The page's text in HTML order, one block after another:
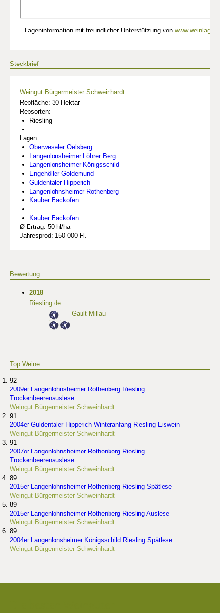
Lageninformation mit freundlicher Unterstützung von
Steckbrief
Weingut Bürgermeister Schweinhardt
Rebfläche: 30 Hektar
Rebsorten:
Riesling
Lagen:
Oberweseler Oelsberg
Langenlonsheimer Löhrer Berg
Langenlonsheimer Königsschild
Engehöller Goldemund
Guldentaler Hipperich
Langenlohnsheimer Rothenberg
Kauber Backofen
Kauber Backofen
Ø Ertrag: 50 hl/ha
Jahresprod: 150 000 Fl.
Bewertung
2018
Riesling.de
Gault Millau
Top Weine
92
2009er Langenlohnsheimer Rothenberg Riesling
Trockenbeerenauslese
Weingut Bürgermeister Schweinhardt
91
2004er Guldentaler Hipperich Winteranfang Riesling Eiswein
Weingut Bürgermeister Schweinhardt
91
2007er Langenlohnsheimer Rothenberg Riesling
Trockenbeerenauslese
Weingut Bürgermeister Schweinhardt
89
2015er Langenlohnsheimer Rothenberg Riesling Spätlese
Weingut Bürgermeister Schweinhardt
89
2015er Langenlohnsheimer Rothenberg Riesling Auslese
Weingut Bürgermeister Schweinhardt
89
2004er Langenlonsheimer Königsschild Riesling Spätlese
Weingut Bürgermeister Schweinhardt